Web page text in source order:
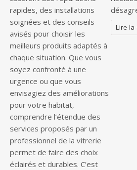
rapides, des installations
soignées et des conseils
avisés pour choisir les
meilleurs produits adaptés à
chaque situation. Que vous
soyez confronté à une
urgence ou que vous
envisagiez des améliorations
pour votre habitat,
comprendre l’étendue des
services proposés par un
professionnel de la vitrerie
permet de faire des choix
éclairés et durables. C’est
Lire la